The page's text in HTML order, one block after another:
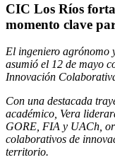
CIC Los Ríos
momento clave
El ingeniero agrónomo
asumió el 12 de mayo
Innovación
Con una destacada
académico, Vera
GORE, FIA y UACh,
colaborativos de
territorio.